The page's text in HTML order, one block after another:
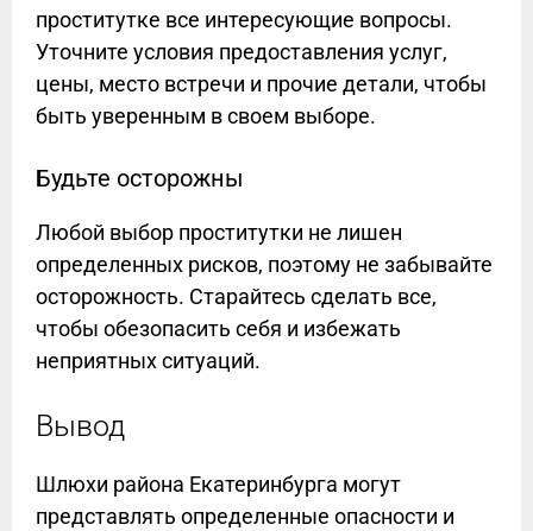
проститутке все интересующие вопросы.
Уточните условия предоставления услуг,
цены, место встречи и прочие детали, чтобы
быть уверенным в своем выборе.
Будьте осторожны
Любой выбор проститутки не лишен
определенных рисков, поэтому не забывайте
осторожность. Старайтесь сделать все,
чтобы обезопасить себя и избежать
неприятных ситуаций.
Вывод
Шлюхи района Екатеринбурга могут
представлять определенные опасности и